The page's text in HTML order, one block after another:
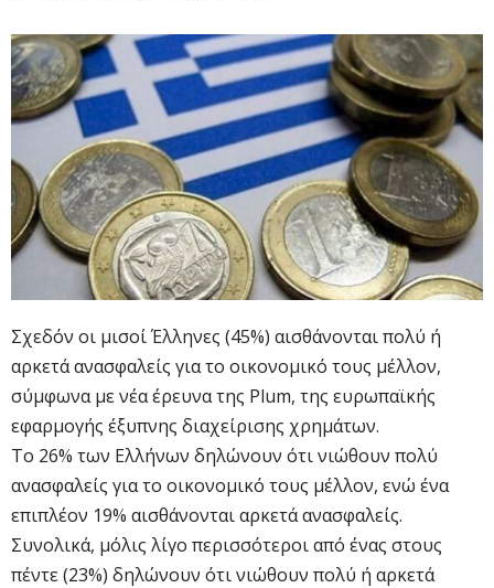
Σχεδόν οι μισοί Έλληνες (45%) αισθάνονται πολύ ή
αρκετά ανασφαλείς για το οικονομικό τους μέλλον,
σύμφωνα με νέα έρευνα της Plum, της ευρωπαϊκής
εφαρμογής έξυπνης διαχείρισης χρημάτων.
Το 26% των Ελλήνων δηλώνουν ότι νιώθουν πολύ
ανασφαλείς για το οικονομικό τους μέλλον, ενώ ένα
επιπλέον 19% αισθάνονται αρκετά ανασφαλείς.
Συνολικά, μόλις λίγο περισσότεροι από ένας στους
πέντε (23%) δηλώνουν ότι νιώθουν πολύ ή αρκετά